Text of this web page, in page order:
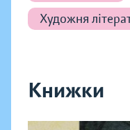
Художня
Книжки